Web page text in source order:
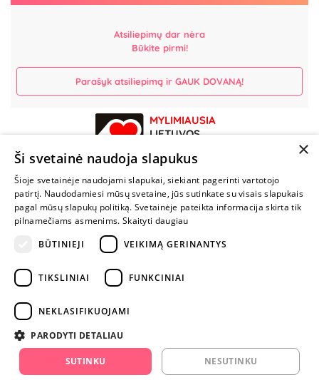
Atsiliepimų dar nėra
Būkite pirmi!
Parašyk atsiliepimą ir GAUK DOVANĄ!
MYLIMIAUSIA
LIETUVOS
PARDUOTUVĖ
NENUSTOK
ŽAISTI
+370 600 84088
info@fantazijos.lt
facebook.com/Fantazijos.lt
instagram.com/fantazijos.lt
×
Ši svetainė naudoja slapukus
Šioje svetainėje naudojami slapukai, siekiant pagerinti vartotojo
patirtį. Naudodamiesi mūsų svetaine, jūs sutinkate su visais slapukais
pagal mūsų slapukų politiką. Svetainėje pateikta informacija skirta tik
pilnamečiams asmenims. Skaityti daugiau
BŪTINIEJI
VEIKIMĄ GERINANTYS
TIKSLINIAI FUNKCINIAI
NEKLASIFIKUOJAMI
PARODYTI DETALIAU
SUTINKU NESUTINKU